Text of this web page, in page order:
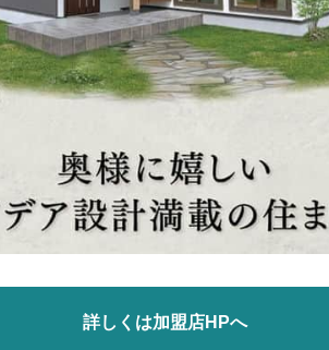
詳しくは加盟店HPへ